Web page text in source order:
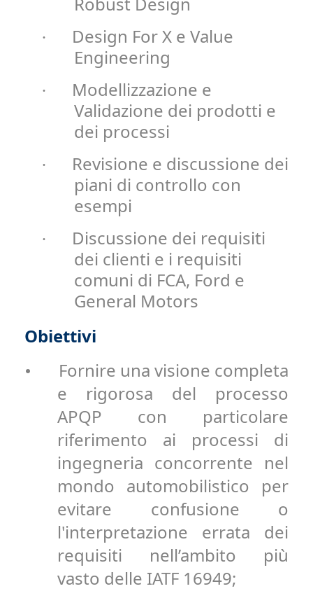
·
Design For X e Value
Engineering
·
Modellizzazione e
Validazione dei prodotti e
dei processi
·
Revisione e discussione dei
piani di controllo con
esempi
·
Discussione dei requisiti
dei clienti e i requisiti
comuni di FCA, Ford e
General Motors
Obiettivi
•
Fornire una visione completa
e rigorosa del processo
APQP con particolare
riferimento ai processi di
ingegneria concorrente nel
mondo automobilistico per
evitare confusione o
l'interpretazione errata dei
requisiti nell’ambito più
vasto delle IATF 16949;